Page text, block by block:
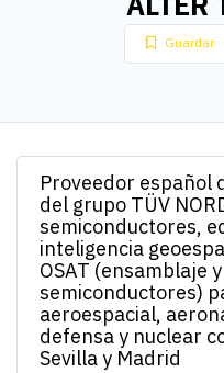
Guardar
Proveedor español
del grupo TÜV
semiconductores,
inteligencia
OSAT (ensamblaje
semiconductores)
aeroespacial,
defensa y nuclear
Sevilla y Madrid